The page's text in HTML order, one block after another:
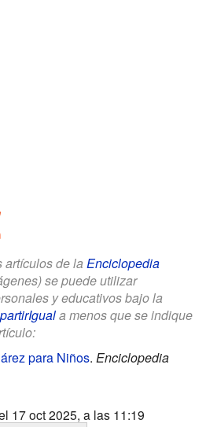
artículos de la Enciclopedia
se puede utilizar
y educativos bajo la
a menos que se indique
para Niños. Enciclopedia
17 oct 2025, a las 11:19